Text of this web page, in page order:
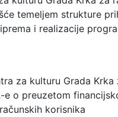
temeljem strukture
i realizacije
za kulturu Grada Krka
e o preuzetom
korisnika